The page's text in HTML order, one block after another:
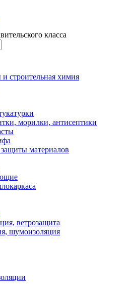
класса
строительная химия
морилки, антисептики
материалов
ветрозащита
шумоизоляция